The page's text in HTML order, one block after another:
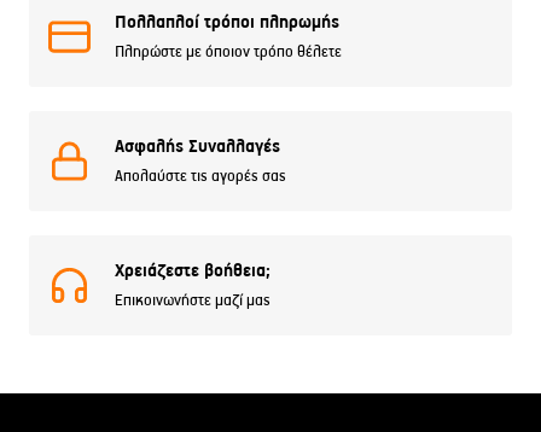
Πολλαπλοί τρόποι πληρωμής
Πληρώστε με όποιον τρόπο θέλετε
Ασφαλής Συναλλαγές
Απολαύστε τις αγορές σας
Χρειάζεστε βοήθεια;
Επικοινωνήστε μαζί μας